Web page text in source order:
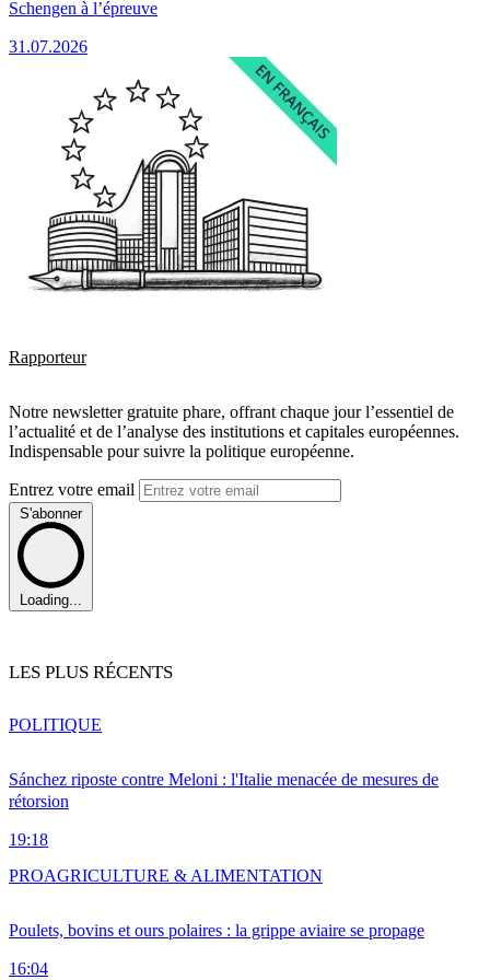
Schengen à l’épreuve
31.07.2026
Rapporteur
Notre newsletter gratuite phare, offrant chaque jour l’essentiel de
l’actualité et de l’analyse des institutions et capitales européennes.
Indispensable pour suivre la politique européenne.
Entrez votre email
S'abonner
Loading...
LES PLUS RÉCENTS
Sánchez riposte contre Meloni : l'Italie menacée de mesures de
rétorsion
19:18
POLITIQUE
Poulets, bovins et ours polaires : la grippe aviaire se propage
16:04
PROAGRICULTURE & ALIMENTATION